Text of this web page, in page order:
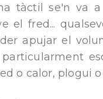
tàctil se'n va
el fred...
apujar el
o calor, plogui o